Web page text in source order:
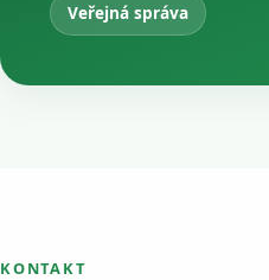
Veřejná správa
KONTAKT